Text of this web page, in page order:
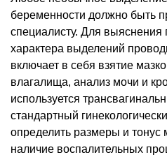
беременности должно быть
специалисту. Для
характера выделений
включает в себя взятие
влагалища, анализ мочи и
используется
стандартный
определить размеры и тонус
наличие воспалительных